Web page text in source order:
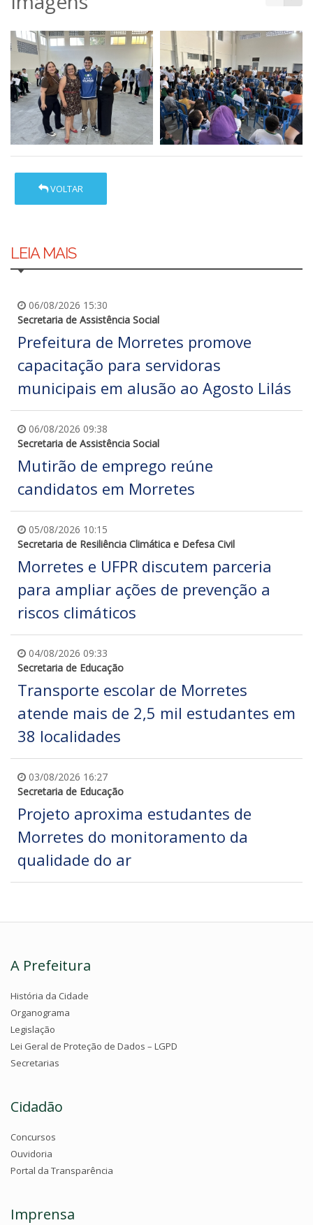
VOLTAR
LEIA MAIS
06/08/2026 15:30
Secretaria de Assistência Social
Prefeitura de Morretes promove
capacitação para servidoras
municipais em alusão ao Agosto Lilás
06/08/2026 09:38
Secretaria de Assistência Social
Mutirão de emprego reúne
candidatos em Morretes
05/08/2026 10:15
Secretaria de Resiliência Climática e Defesa Civil
Morretes e UFPR discutem parceria
para ampliar ações de prevenção a
riscos climáticos
04/08/2026 09:33
Secretaria de Educação
Transporte escolar de Morretes
atende mais de 2,5 mil estudantes em
38 localidades
03/08/2026 16:27
Secretaria de Educação
Projeto aproxima estudantes de
Morretes do monitoramento da
qualidade do ar
A Prefeitura
História da Cidade
Organograma
Legislação
Lei Geral de Proteção de Dados – LGPD
Secretarias
Cidadão
Concursos
Ouvidoria
Portal da Transparência
Imprensa